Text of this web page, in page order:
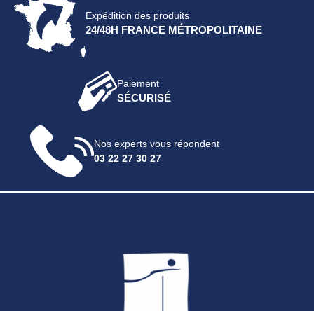
Expédition des produits
24/48H FRANCE MÉTROPOLITAINE
Paiement
SÉCURISÉ
Nos experts vous répondent
03 22 27 30 27